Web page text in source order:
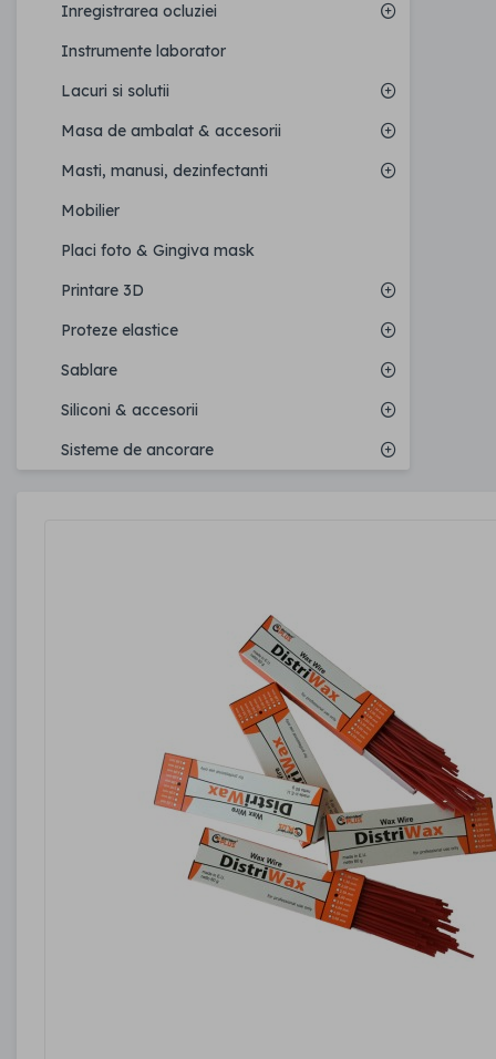
Inregistrarea ocluziei
Instrumente laborator
Lacuri si solutii
Masa de ambalat & accesorii
Masti, manusi, dezinfectanti
Mobilier
Placi foto & Gingiva mask
Printare 3D
Proteze elastice
Sablare
Siliconi & accesorii
Sisteme de ancorare